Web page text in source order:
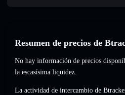
Resumen de precios de
No hay información de precios
la escasísima liquidez.
La actividad de intercambio de